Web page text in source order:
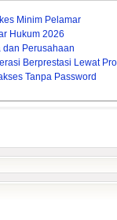
Minim Pelamar
Hukum 2026
dan Perusahaan
Berprestasi Lewat
Tanpa Password